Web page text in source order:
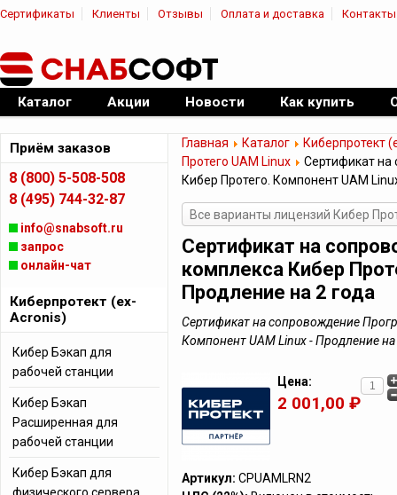
Сертификаты Клиенты Отзывы Оплата и доставка Контакты
Официальный дилер ПО
Каталог Акции Новости Как купить
Главная Каталог
Киберпротект
Протего UAM Linux
Сертификат на
Кибер Протего. Компонент UAM
Все варианты лицензий Кибер
Сертификат на
комплекса Кибер
Продление на 2 года
Сертификат на сопровождение
Компонент UAM Linux - Продление на
Цена:
2 001,00 ₽
Артикул: CPUAMLRN2
Приём заказов
8 (800) 5-508-508
8 (495) 744-32-87
info@snabsoft.ru
запрос
онлайн-чат
Киберпротект (ex-
Acronis)
Кибер Бэкап для
рабочей станции
Кибер Бэкап
Расширенная для
рабочей станции
Кибер Бэкап для